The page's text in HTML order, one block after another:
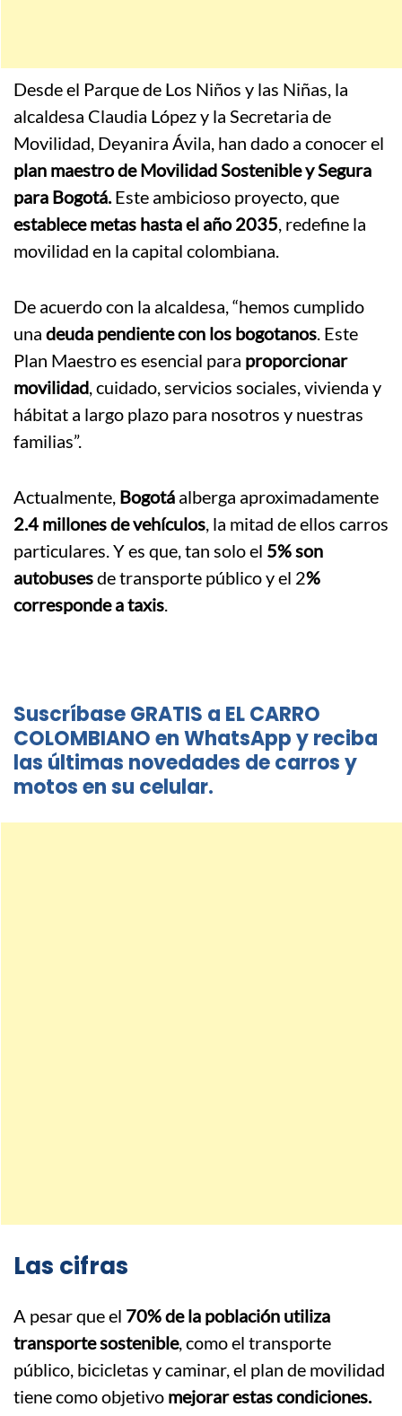
Desde el Parque de Los Niños y las Niñas, la
alcaldesa Claudia López y la Secretaria de
Movilidad, Deyanira Ávila, han dado a conocer el
plan maestro de Movilidad Sostenible y Segura
para Bogotá.Este ambicioso proyecto, que
establece metas hasta el año 2035, redefine la
movilidad en la capital colombiana.
De acuerdo con la alcaldesa, “hemos cumplido
una deuda pendiente con los bogotanos. Este
Plan Maestro es esencial para proporcionar
movilidad, cuidado, servicios sociales, vivienda y
hábitat a largo plazo para nosotros y nuestras
familias”.
Actualmente, Bogotá alberga aproximadamente
2.4 millones de vehículos, la mitad de ellos carros
particulares. Y es que, tan solo el 5% son
autobusesde transporte público y el 2%
corresponde a taxis.
Suscríbase GRATIS a EL CARRO
COLOMBIANO en WhatsApp y reciba
las últimas novedades de carros y
motos en su celular.
Las cifras
A pesar que el 70% de la población utiliza
transporte sostenible, como el transporte
público, bicicletas y caminar, el plan de movilidad
tiene como objetivo mejorar estas condiciones.